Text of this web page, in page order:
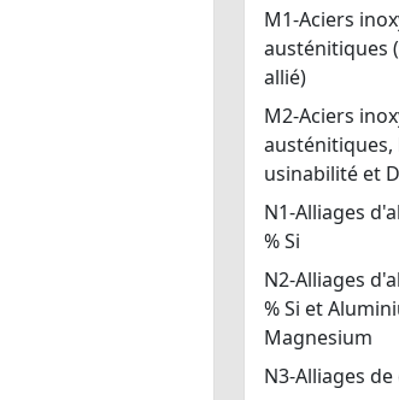
M1-Aciers
austénitiques
allié)
M2-Aciers
austénitiques,
usinabilité et
N1-Alliages
% Si
N2-Alliages
% Si et
Magnesium
N3-Alliages